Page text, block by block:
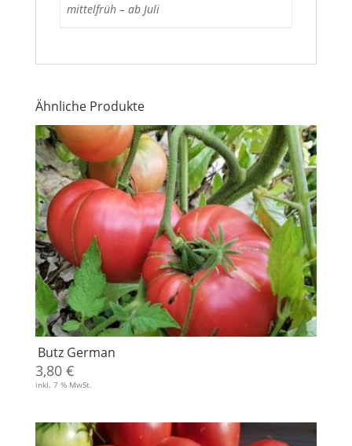
mittelfrüh – ab Juli
Ähnliche Produkte
Butz German
3,80 €
inkl. 7 % MwSt.